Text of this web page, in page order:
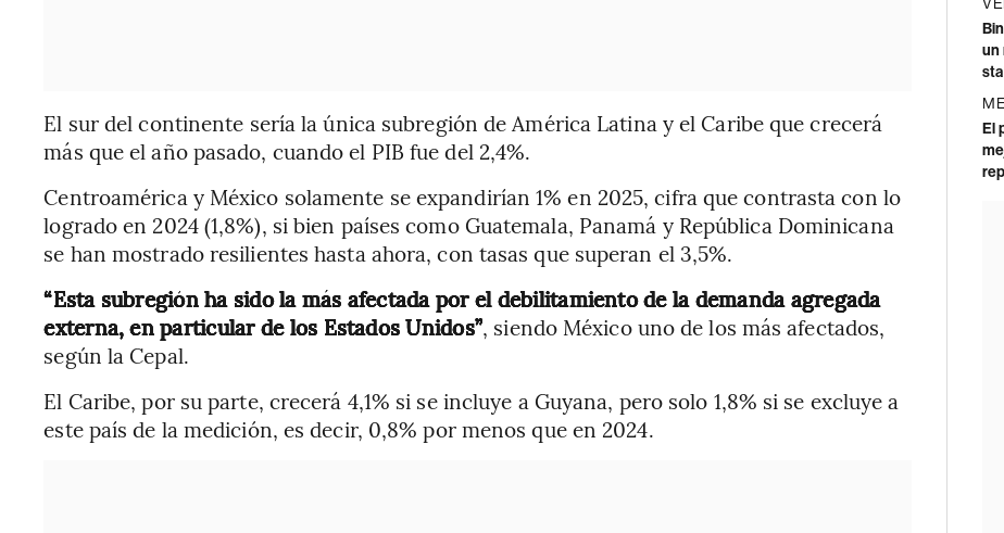
El sur del continente sería la única subregión de América Latina y el Caribe que crecerá
más que el año pasado, cuando el PIB fue del 2,4%.
Centroamérica y México solamente se expandirían 1% en 2025, cifra que contrasta con lo
logrado en 2024 (1,8%), si bien países como Guatemala, Panamá y República Dominicana
se han mostrado resilientes hasta ahora, con tasas que superan el 3,5%.
“Esta subregión ha sido la más afectada por el debilitamiento de la demanda agregada
externa, en particular de los Estados Unidos”, siendo México uno de los más afectados,
según la Cepal.
El Caribe, por su parte, crecerá 4,1% si se incluye a Guyana, pero solo 1,8% si se excluye a
este país de la medición, es decir, 0,8% por menos que en 2024.
un
El